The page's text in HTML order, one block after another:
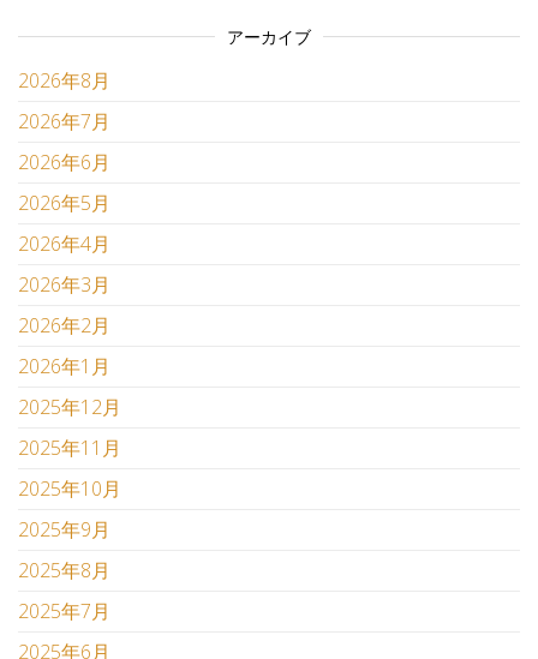
アーカイブ
2026年8月
2026年7月
2026年6月
2026年5月
2026年4月
2026年3月
2026年2月
2026年1月
2025年12月
2025年11月
2025年10月
2025年9月
2025年8月
2025年7月
2025年6月